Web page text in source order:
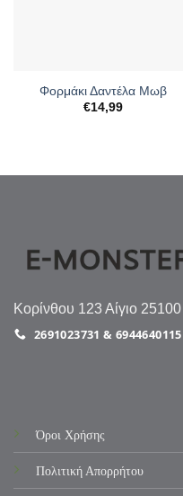
Φορμάκι Δαντέλα Μωβ
€14,99
Κορίνθου 123 Αίγιο 25100
2691023731 & 6944640115
Όροι Χρήσης
Πολιτική Απορρήτου